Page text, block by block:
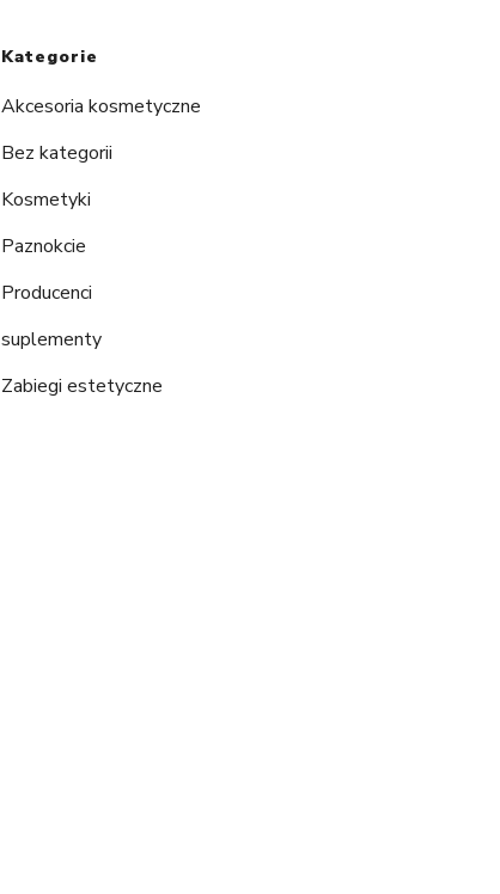
Kategorie
Akcesoria kosmetyczne
Bez kategorii
Kosmetyki
Paznokcie
Producenci
suplementy
Zabiegi estetyczne